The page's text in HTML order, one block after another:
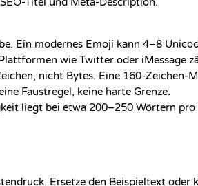
Ein modernes Emoji kann 4–8
wie Twitter oder iMessage
nicht Bytes. Eine 160-Zeichen-
Faustregel, keine harte Grenze.
liegt bei etwa 200–250 Wörtern
Ersetze den Beispieltext oder